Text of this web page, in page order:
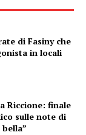
di Fasiny che
in locali
Riccione: finale
sulle note di
bella”